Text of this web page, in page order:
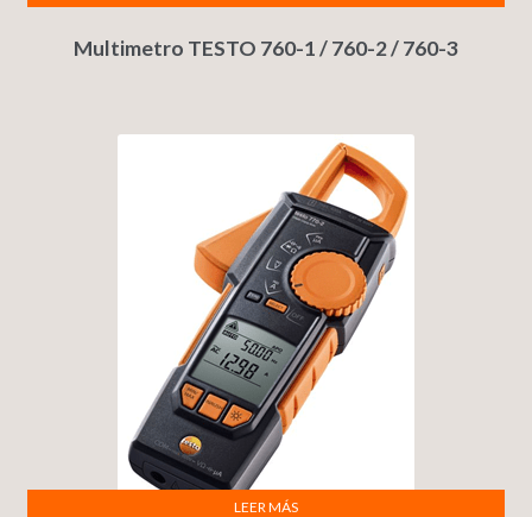
Multimetro TESTO 760-1 / 760-2 / 760-3
LEER MÁS